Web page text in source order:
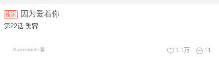
独家 因为爱着你
第22话 笑容
Kamenashi-馨 1.1万 11